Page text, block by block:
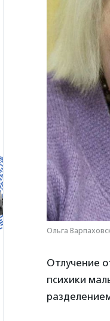
Ольга
Отлучение
психики